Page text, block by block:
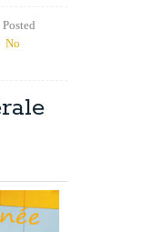
Posted
No